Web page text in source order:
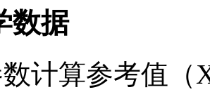
数据
计算参考值（